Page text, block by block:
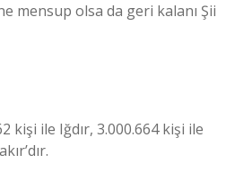
mensup olsa da geri kalanı Şii
kişi ile Iğdır, 3.000.664 kişi ile